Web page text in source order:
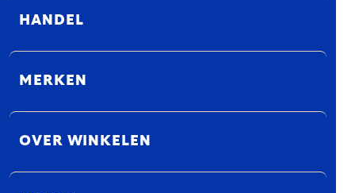
HANDEL
MERKEN
OVER WINKELEN